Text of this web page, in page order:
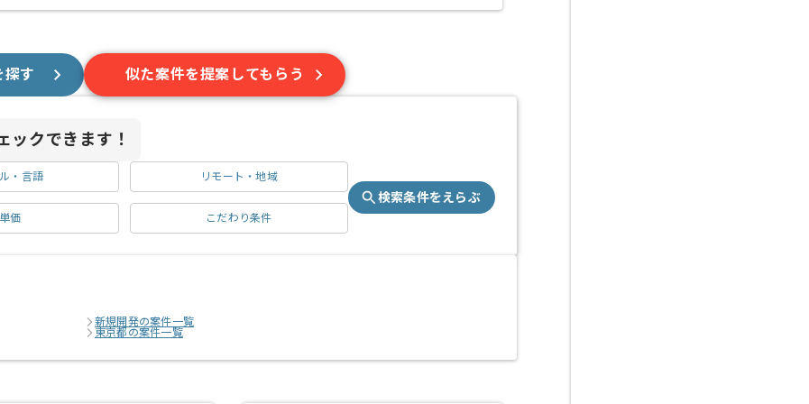
探す 似た案件を提案してもらう
ックできます！
・言語 リモート・地域
単価 こだわり条件
検索条件をえらぶ
新規開発の案件一覧
東京都の案件一覧